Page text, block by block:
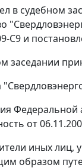
в судебном
С9 и
заседании
Федеральной
от
иных лиц,
образом